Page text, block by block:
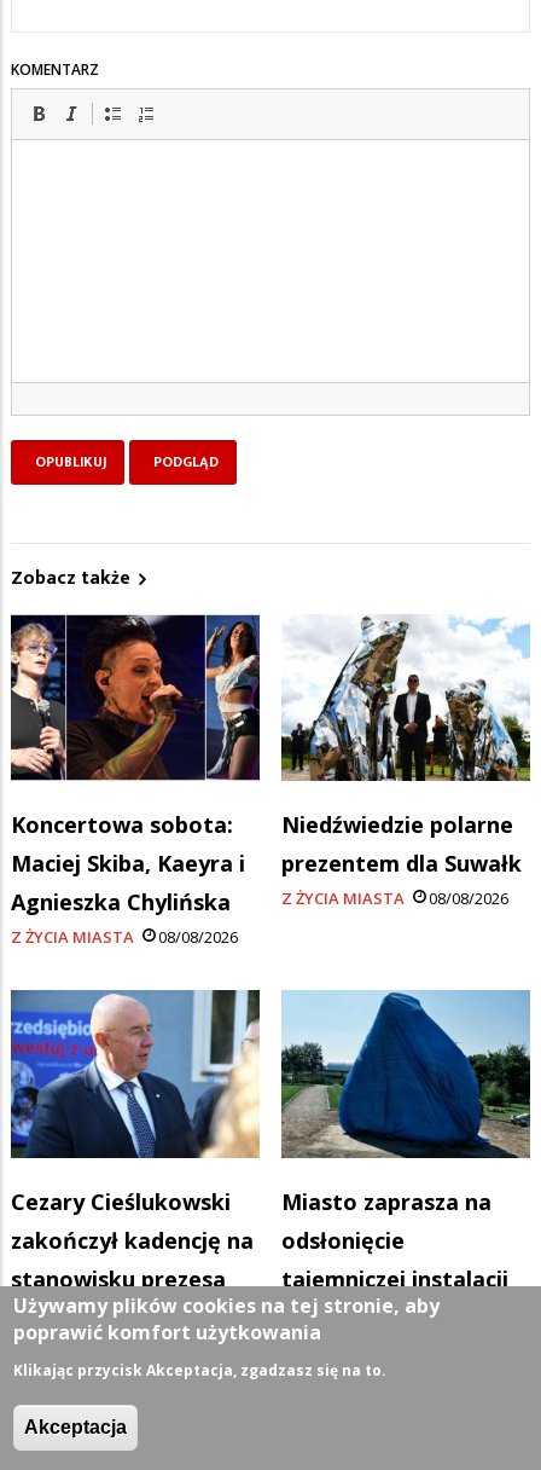
KOMENTARZ
Zobacz także
Koncertowa sobota:
Maciej Skiba, Kaeyra i
Agnieszka Chylińska
Z ŻYCIA MIASTA 08/08/2026
Niedźwiedzie polarne
prezentem dla Suwałk
Z ŻYCIA MIASTA 08/08/2026
Cezary Cieślukowski
zakończył kadencję na
stanowisku prezesa
SSSE
Miasto zaprasza na
odsłonięcie
tajemniczej instalacji
na wyspie Zalewu
Arkadia
Używamy plików cookies na tej stronie, aby
poprawić komfort użytkowania
Klikając przycisk Akceptacja, zgadzasz się na to.
Akceptacja